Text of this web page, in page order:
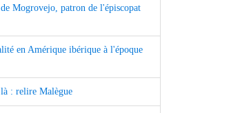
Mogrovejo, patron de l'épiscopat
en Amérique ibérique à l'époque
: relire Malègue